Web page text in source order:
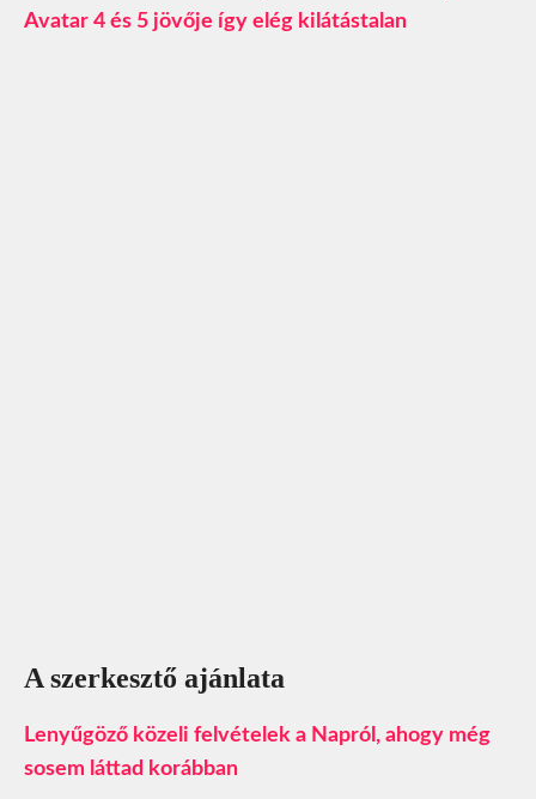
Avatar 4 és 5 jövője így elég kilátástalan
A szerkesztő ajánlata
Lenyűgöző közeli felvételek a Napról, ahogy még
sosem láttad korábban